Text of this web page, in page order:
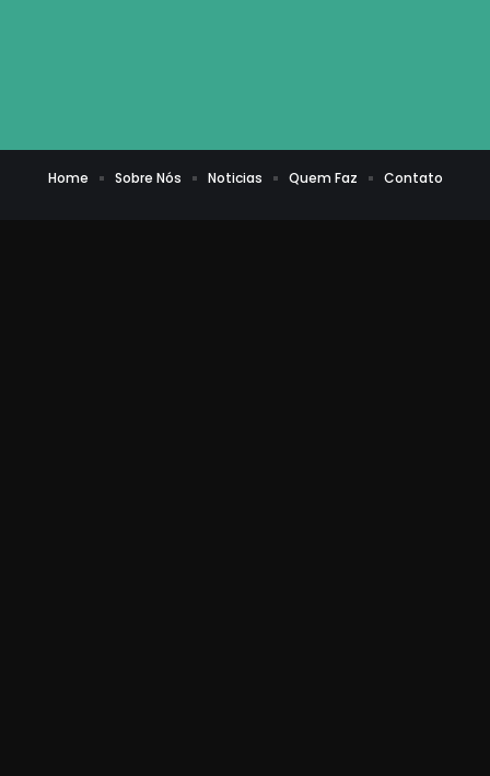
Home Sobre Nós Noticias Quem Faz Contato